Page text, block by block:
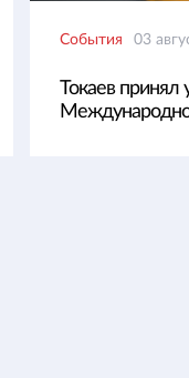
События 03
Токаев принял